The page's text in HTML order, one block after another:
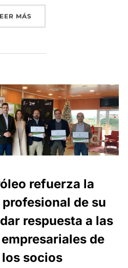
MÁS«GRUPO INTERÓLEO
refuerza la
de su
respuesta a las
de
socios